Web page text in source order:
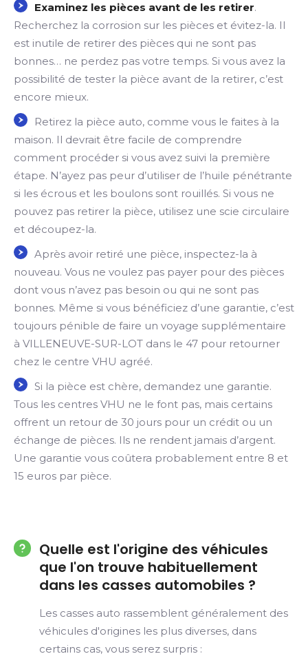
Examinez les pièces avant de les retirer.
Recherchez la corrosion sur les pièces et évitez-la. Il
est inutile de retirer des pièces qui ne sont pas
bonnes… ne perdez pas votre temps. Si vous avez la
possibilité de tester la pièce avant de la retirer, c’est
encore mieux.
Retirez la pièce auto, comme vous le faites à la
maison. Il devrait être facile de comprendre
comment procéder si vous avez suivi la première
étape. N’ayez pas peur d’utiliser de l’huile pénétrante
si les écrous et les boulons sont rouillés. Si vous ne
pouvez pas retirer la pièce, utilisez une scie circulaire
et découpez-la.
Après avoir retiré une pièce, inspectez-la à
nouveau. Vous ne voulez pas payer pour des pièces
dont vous n’avez pas besoin ou qui ne sont pas
bonnes. Même si vous bénéficiez d’une garantie, c’est
toujours pénible de faire un voyage supplémentaire
à VILLENEUVE-SUR-LOT dans le 47 pour retourner
chez le centre VHU agréé.
Si la pièce est chère, demandez une garantie.
Tous les centres VHU ne le font pas, mais certains
offrent un retour de 30 jours pour un crédit ou un
échange de pièces. Ils ne rendent jamais d’argent.
Une garantie vous coûtera probablement entre 8 et
15 euros par pièce.
Quelle est l'origine des véhicules
que l'on trouve habituellement
dans les casses automobiles ?
Les casses auto rassemblent généralement des
véhicules d'origines les plus diverses, dans
certains cas, vous serez surpris :